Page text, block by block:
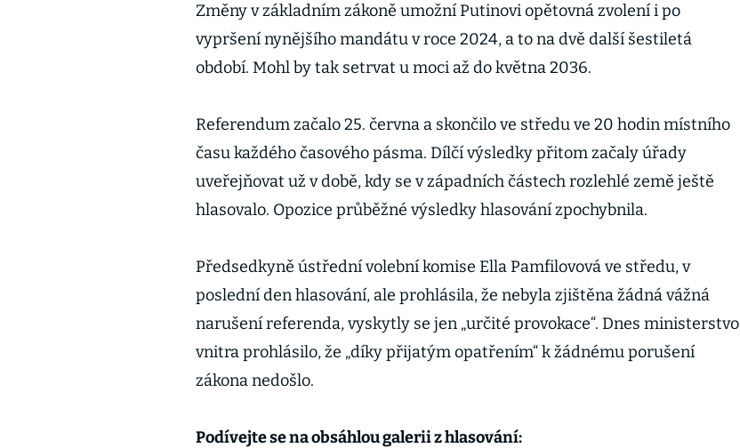
Změny v základním zákoně umožní Putinovi opětovná zvolení i po
vypršení nynějšího mandátu v roce 2024, a to na dvě další šestiletá
období. Mohl by tak setrvat u moci až do května 2036.
Referendum začalo 25. června a skončilo ve středu ve 20 hodin místního
času každého časového pásma. Dílčí výsledky přitom začaly úřady
uveřejňovat už v době, kdy se v západních částech rozlehlé země ještě
hlasovalo. Opozice průběžné výsledky hlasování zpochybnila.
Předsedkyně ústřední volební komise Ella Pamfilovová ve středu, v
poslední den hlasování, ale prohlásila, že nebyla zjištěna žádná vážná
narušení referenda, vyskytly se jen „určité provokace“. Dnes ministerstvo
vnitra prohlásilo, že „díky přijatým opatřením“ k žádnému porušení
zákona nedošlo.
Podívejte se na obsáhlou galerii z hlasování: